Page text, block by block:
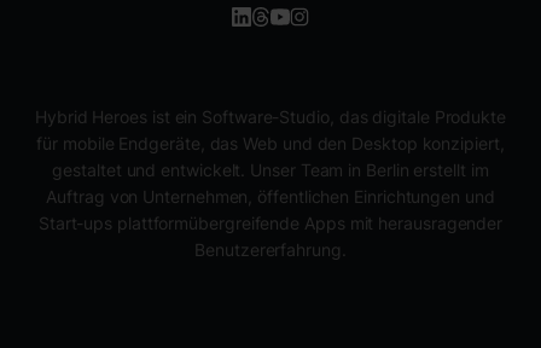
Hybrid Heroes ist ein Software-Studio, das digitale Produkte
für mobile Endgeräte, das Web und den Desktop konzipiert,
gestaltet und entwickelt. Unser Team in Berlin erstellt im
Auftrag von Unternehmen, öffentlichen Einrichtungen und
Start-ups plattformübergreifende Apps mit herausragender
Benutzererfahrung.